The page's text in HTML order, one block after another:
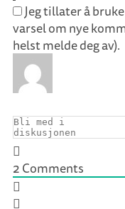
Jeg tillater å
varsel om nye
helst melde deg av).
2Comments